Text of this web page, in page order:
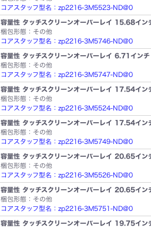
コアスタッフ型名：zp2216-3M5523-ND@0
容量性 タッチスクリーンオーバーレイ 15.68イ
梱包形態：その他
コアスタッフ型名：zp2216-3M5746-ND@0
容量性 タッチスクリーンオーバーレイ 6.71イン
梱包形態：その他
コアスタッフ型名：zp2216-3M5747-ND@0
容量性 タッチスクリーンオーバーレイ 17.54イ
梱包形態：その他
コアスタッフ型名：zp2216-3M5524-ND@0
容量性 タッチスクリーンオーバーレイ 17.54イ
梱包形態：その他
コアスタッフ型名：zp2216-3M5749-ND@0
容量性 タッチスクリーンオーバーレイ 20.65イ
梱包形態：その他
コアスタッフ型名：zp2216-3M5526-ND@0
容量性 タッチスクリーンオーバーレイ 20.65イ
梱包形態：その他
コアスタッフ型名：zp2216-3M5751-ND@0
容量性 タッチスクリーンオーバーレイ 19.75イ